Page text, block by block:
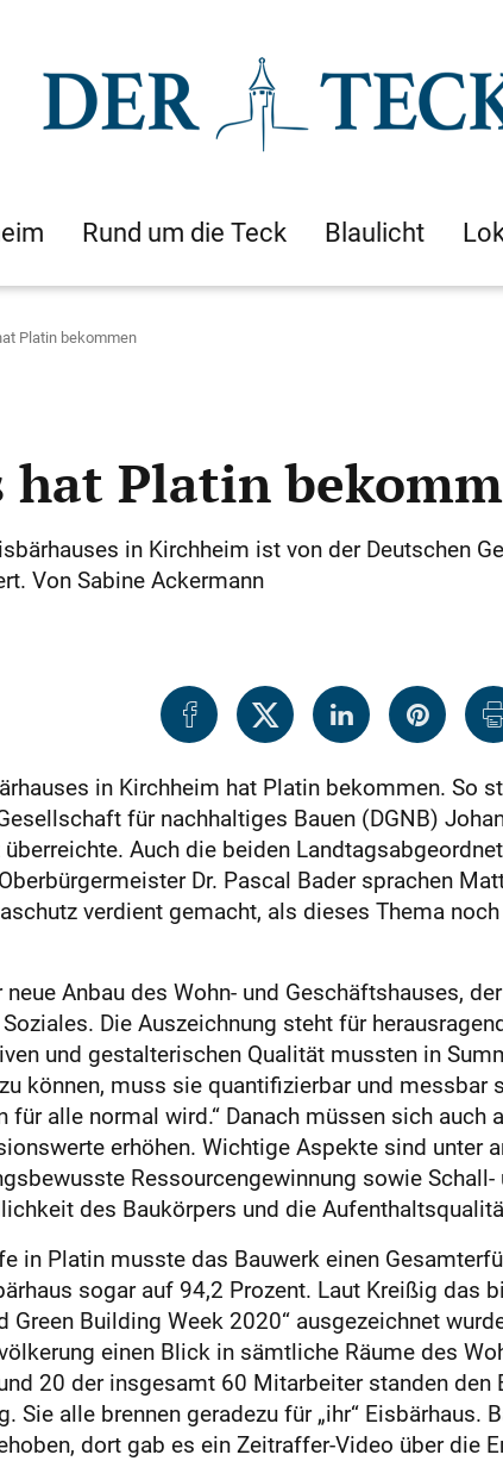
Rund um die Teck Blaulicht
Platin bekommen
hat Platin
in Kirchheim ist von der Deutschen
Von Sabine Ackermann
in Kirchheim hat Platin bekommen. So
für nachhaltiges Bauen (DGNB)
Auch die beiden
Dr. Pascal Bader sprachen
verdient gemacht, als dieses Thema
neue Anbau des Wohn- und Geschäftshauses,
Die Auszeichnung steht für
und gestalterischen Qualität mussten in
können, muss sie quantifizierbar und messbar
für alle normal wird.“ Danach müssen sich
erhöhen. Wichtige Aspekte sind unter
Ressourcengewinnung sowie
des Baukörpers und die
in Platin musste das Bauwerk einen
sogar auf 94,2 Prozent. Laut Kreißig das
Green Building Week 2020“ ausgezeichnet
einen Blick in sämtliche Räume des
20 der insgesamt 60 Mitarbeiter standen den
Sie alle brennen geradezu für „ihr“
dort gab es ein Zeitraffer-Video über die